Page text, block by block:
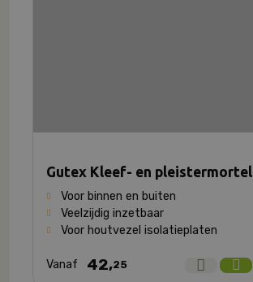
Gutex Kleef- en pleistermortel
Voor binnen en buiten
Veelzijdig inzetbaar
Voor houtvezel isolatieplaten
Vanaf 42,25